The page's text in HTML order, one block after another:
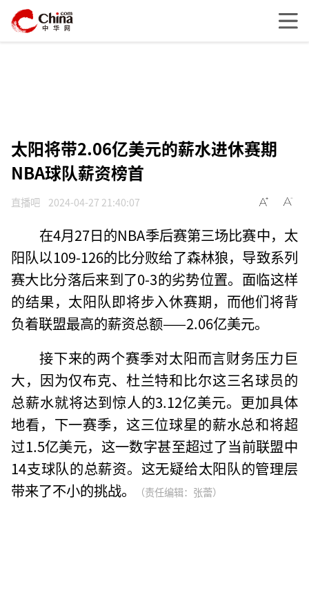
太阳将带2.06亿美元的薪水进休赛期
NBA球队薪资榜首
直播吧 2024-04-27 21:40:07
在4月27日的NBA季后赛第三场比赛中，太
阳队以109-126的比分败给了森林狼，导致系列
赛大比分落后来到了0-3的劣势位置。面临这样
的结果，太阳队即将步入休赛期，而他们将背
负着联盟最高的薪资总额——2.06亿美元。
接下来的两个赛季对太阳而言财务压力巨
大，因为仅布克、杜兰特和比尔这三名球员的
总薪水就将达到惊人的3.12亿美元。更加具体
地看，下一赛季，这三位球星的薪水总和将超
过1.5亿美元，这一数字甚至超过了当前联盟中
14支球队的总薪资。这无疑给太阳队的管理层
带来了不小的挑战。
（责任编辑：张蕾）